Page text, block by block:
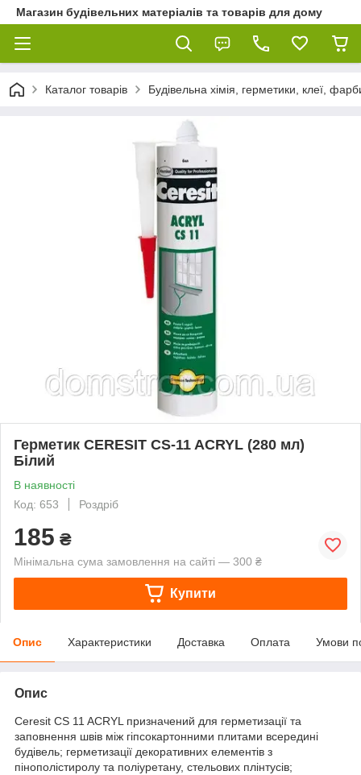
Магазин будівельних матеріалів та товарів для дому
Каталог товарів Будівельна хімія, герметики, клеї,
Герметик CERESIT CS-11 ACRYL (280 мл)
Білий
В наявності
Код: 653
Роздріб
185 ₴
Мінімальна сума замовлення на сайті — 300 ₴
Купити
Опис Характеристики Доставка Оплата Умови
Опис
Ceresit CS 11 ACRYL призначений для герметизації та
заповнення швів між гіпсокартонними плитами всередині
будівель; герметизації декоративних елементів з
пінополістиролу та поліуретану, стельових плінтусів;